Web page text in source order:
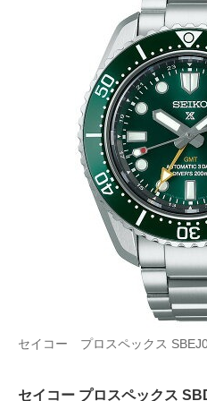
セイコー プロスペックス
セイコー プロスペックス